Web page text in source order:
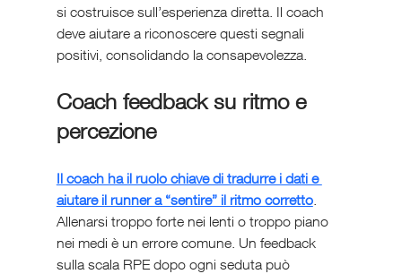
si costruisce sull’esperienza diretta. Il coach
deve aiutare a riconoscere questi segnali
positivi, consolidando la consapevolezza.
Coach feedback su ritmo e
percezione
Il coach ha il ruolo chiave di tradurre i dati e
aiutare il runner a “sentire” il ritmo corretto.
Allenarsi troppo forte nei lenti o troppo piano
nei medi è un errore comune. Un feedback
sulla scala RPE dopo ogni seduta può